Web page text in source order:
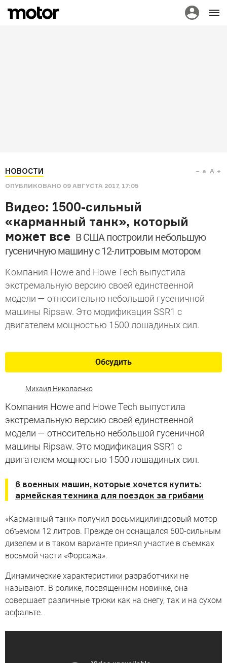
НОВОСТИ
ОПУБЛИКОВАНО 09 АВГУСТА 2017, 17:05
a A
Видео: 1500-сильный
«карманный танк», который
может все В США построили небольшую
гусеничную машину с 12-литровым мотором
Компания Howe and Howe Tech выпустила
экстремальную версию своей единственной
модели — относительно небольшой гусеничной
машины Ripsaw. Это модификация SSR1 с
двигателем мощностью 1500 лошадиных сил.
Обсудить
Михаил Николаенко
Компания Howe and Howe Tech выпустила
экстремальную версию своей единственной
модели — относительно небольшой гусеничной
машины Ripsaw. Это модификация SSR1 с
двигателем мощностью 1500 лошадиных сил.
6 военных машин, которые хочется купить:
армейская техника для поездок за грибами
«Карманный танк» получил восьмицилиндровый мотор
объемом 12 литров. Прежде он оснащался 600-сильным
дизелем и в таком варианте принял участие в съемках
восьмой части «Форсажа».
Динамические характеристики разработчики не
называют. В ролике, посвященном новинке, она
совершает различные трюки как на снегу, так и на сухом
асфальте.